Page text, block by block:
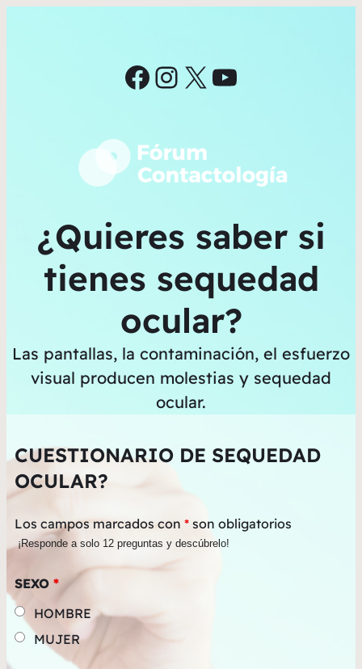
Facebook
Instagram
X YouTube
¿Quieres saber si
tienes sequedad
ocular?
Las pantallas, la contaminación, el esfuerzo
visual producen molestias y sequedad
ocular.
CUESTIONARIO DE SEQUEDAD
OCULAR?
Los campos marcados con * son obligatorios
¡Responde a solo 12 preguntas y descúbrelo!
SEXO *
HOMBRE
MUJER